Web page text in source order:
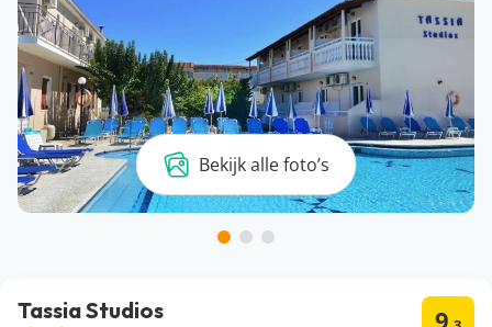
Bekijk alle foto’s
Tassia Studios 9